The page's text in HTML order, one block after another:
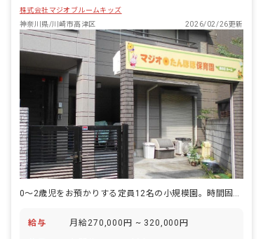
株式会社マジオブルームキッズ
神奈川県/川崎市高津区
2026/02/26更新
給与 月給270,000円 ~ 320,000円